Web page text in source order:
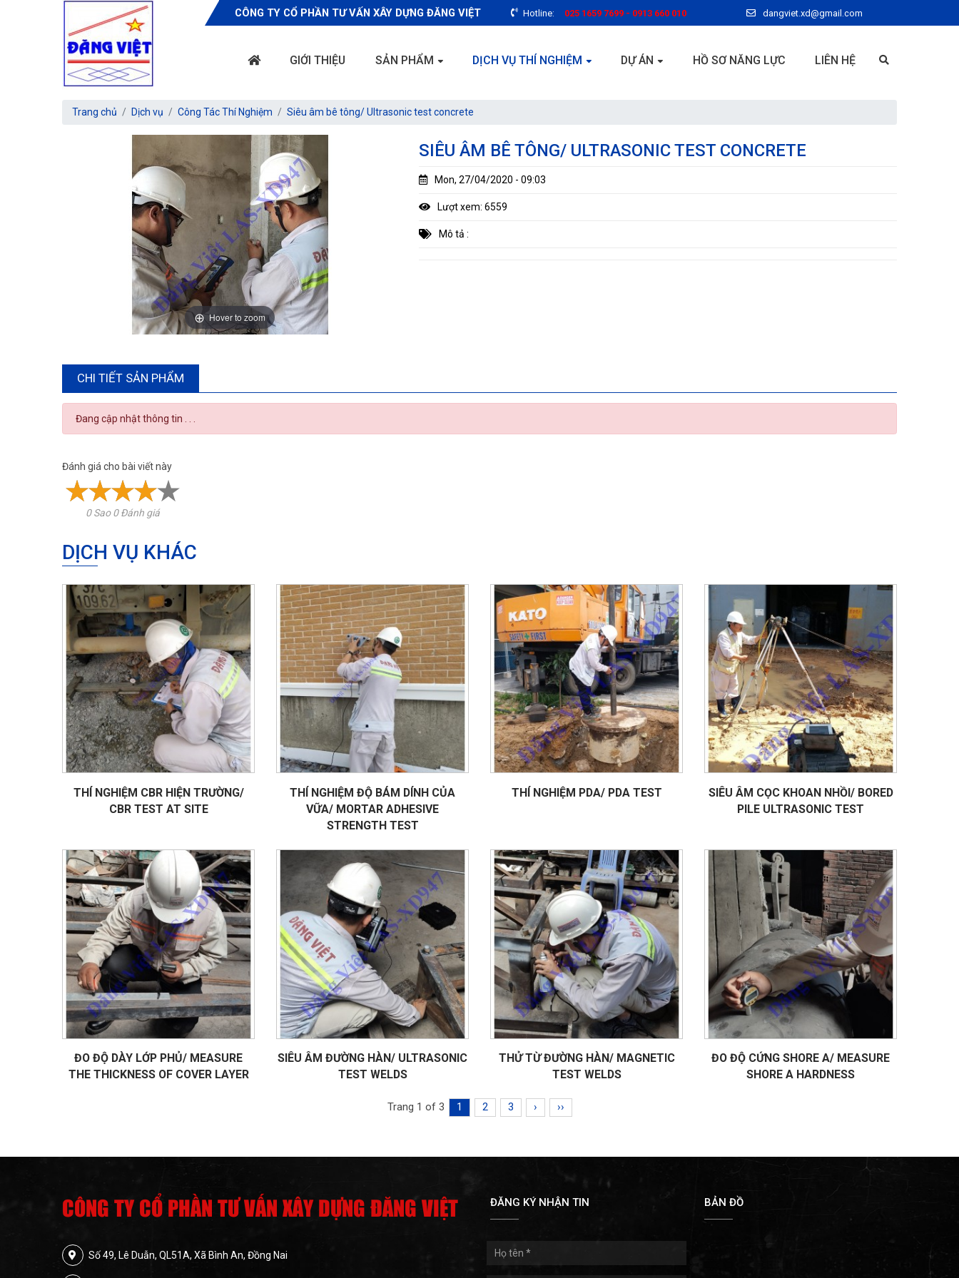
CÔNG TY CỔ PHẦN TƯ VẤN XÂY DỰNG ĐĂNG VIỆT Hotline: 025 1659 7699 - 0913 660 010 dangviet.xd@gmail.com
GIỚI THIỆU SẢN PHẨM DỊCH VỤ THÍ NGHIỆM DỰ ÁN HỒ SƠ NĂNG LỰC LIÊN HỆ
Trang chủ Dịch vụ Công Tác Thí Nghiệm Siêu âm bê tông/ Ultrasonic test concrete
Hover to zoom
SIÊU ÂM BÊ TÔNG/ ULTRASONIC TEST CONCRETE
Mon, 27/04/2020 - 09:03
Lượt xem: 6559
Mô tả :
CHI TIẾT SẢN PHẨM
Đang cập nhật thông tin . . .
Đánh giá cho bài viết này
0 Sao 0 Đánh giá
DỊCH VỤ KHÁC
THÍ NGHIỆM CBR HIỆN TRƯỜNG/
CBR TEST AT SITE
THÍ NGHIỆM ĐỘ BÁM DÍNH CỦA
VỮA/ MORTAR ADHESIVE
STRENGTH TEST
THÍ NGHIỆM PDA/ PDA TEST
SIÊU ÂM CỌC KHOAN NHỒI/ BORED
PILE ULTRASONIC TEST
ĐO ĐỘ DÀY LỚP PHỦ/ MEASURE
THE THICKNESS OF COVER LAYER
SIÊU ÂM ĐƯỜNG HÀN/ ULTRASONIC
TEST WELDS
THỬ TỪ ĐƯỜNG HÀN/ MAGNETIC
TEST WELDS
ĐO ĐỘ CỨNG SHORE A/ MEASURE
SHORE A HARDNESS
Trang 1 of 3 1 2 3 › ››
CÔNG TY CỔ PHẦN TƯ VẤN XÂY DỰNG ĐĂNG VIỆT
Số 49, Lê Duẫn, QL51A, Xã Bình An, Đồng Nai
ĐĂNG KÝ NHẬN TIN BẢN ĐỒ